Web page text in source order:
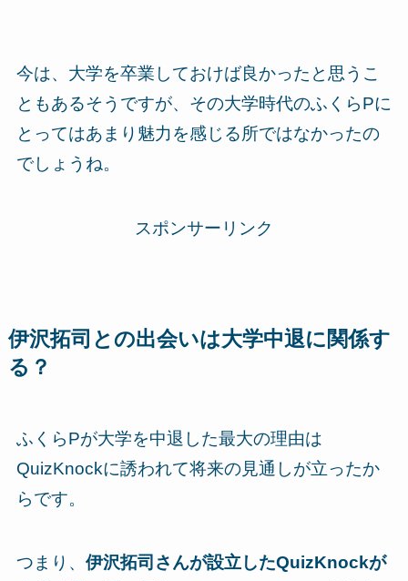
今は、大学を卒業しておけば良かったと思うこ
ともあるそうですが、その大学時代のふくらPに
とってはあまり魅力を感じる所ではなかったの
でしょうね。
スポンサーリンク
伊沢拓司との出会いは大学中退に関係す
る？
ふくらPが大学を中退した最大の理由は
QuizKnockに誘われて将来の見通しが立ったか
らです。
つまり、 伊沢拓司さんが設立したQuizKnockが